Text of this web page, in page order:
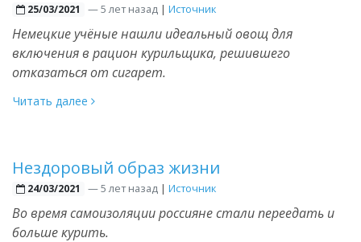
25/03/2021 —5 лет назад | Источник
Немецкие учёные нашли идеальный овощ для
включения в рацион курильщика, решившего
отказаться от сигарет.
Читать далее
Нездоровый образ жизни
24/03/2021 —5 лет назад | Источник
Во время самоизоляции россияне стали переедать и
больше курить.